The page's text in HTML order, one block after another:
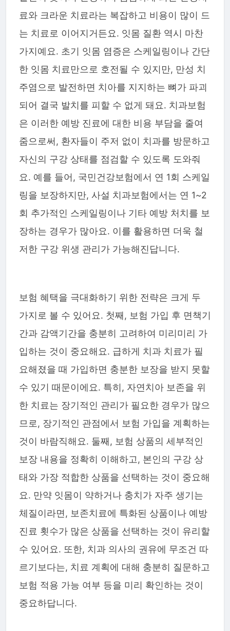
료와 크라운 치료라는 복잡하고 비용이 많이 드
는 치료로 이어지거든요. 잇몸 질환 역시 마찬
가지예요. 초기 잇몸 염증은 스케일링이나 간단
한 잇몸 치료만으로 호전될 수 있지만, 만성 치
주염으로 발전하면 치아를 지지하는 뼈가 파괴
되어 결국 발치를 피할 수 없게 돼요. 치과보험
은 이러한 예방 진료에 대한 비용 부담을 줄여
줌으로써, 환자들이 주저 없이 치과를 방문하고
자신의 구강 상태를 점검할 수 있도록 도와줘
요. 예를 들어, 국민건강보험에서 연 1회 스케일
링을 보장하지만, 사설 치과보험에서는 연 1~2
회 추가적인 스케일링이나 기타 예방 처치를 보
장하는 경우가 많아요. 이를 활용하면 더욱 철
저한 구강 위생 관리가 가능해진답니다.
보험 혜택을 극대화하기 위한 전략은 크게 두
가지로 볼 수 있어요. 첫째, 보험 가입 후 면책기
간과 감액기간을 충분히 고려하여 미리미리 가
입하는 것이 중요해요. 급하게 치과 치료가 필
요해졌을 때 가입하면 충분한 보장을 받지 못할
수 있기 때문이에요. 특히, 자연치아 보존을 위
한 치료는 장기적인 관리가 필요한 경우가 많으
므로, 장기적인 관점에서 보험 가입을 계획하는
것이 바람직해요. 둘째, 보험 상품의 세부적인
보장 내용을 정확히 이해하고, 본인의 구강 상
태와 가장 적합한 상품을 선택하는 것이 중요해
요. 만약 잇몸이 약하거나 충치가 자주 생기는
체질이라면, 보존치료에 특화된 상품이나 예방
진료 횟수가 많은 상품을 선택하는 것이 유리할
수 있어요. 또한, 치과 의사의 권유에 무조건 따
르기보다는, 치료 계획에 대해 충분히 질문하고
보험 적용 가능 여부 등을 미리 확인하는 것이
중요하답니다.